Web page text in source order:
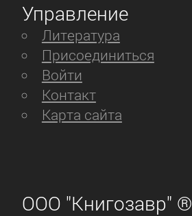
Управление
Литература
Присоединиться
Войти
Контакт
Карта сайта
ООО "Книгозавр" ®